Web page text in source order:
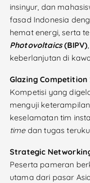
insinyur, dan
fasad Indonesia
hemat energi, serta
Photovoltaics(BIPV)
keberlanjutan di
Glazing Competition
Kompetisi yang
menguji
keselamatan tim
timedan tugas
Strategic
Peserta pameran
utama dari pasar